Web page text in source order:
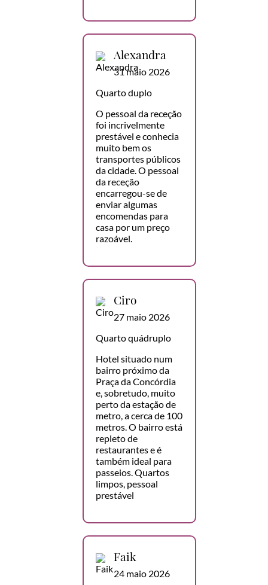
Alexandra
31 maio 2026
Quarto duplo
O pessoal da receção
foi incrivelmente
prestável e conhecia
muito bem os
transportes públicos
da cidade. O pessoal
da receção
encarregou-se de
enviar algumas
encomendas para
casa por um preço
razoável.
Ciro
27 maio 2026
Quarto quádruplo
Hotel situado num
bairro próximo da
Praça da Concórdia
e, sobretudo, muito
perto da estação de
metro, a cerca de 100
metros. O bairro está
repleto de
restaurantes e é
também ideal para
passeios. Quartos
limpos, pessoal
prestável
Faik
24 maio 2026